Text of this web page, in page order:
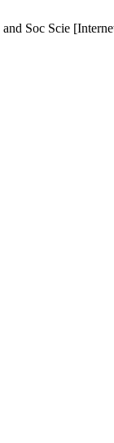
Soc Scie